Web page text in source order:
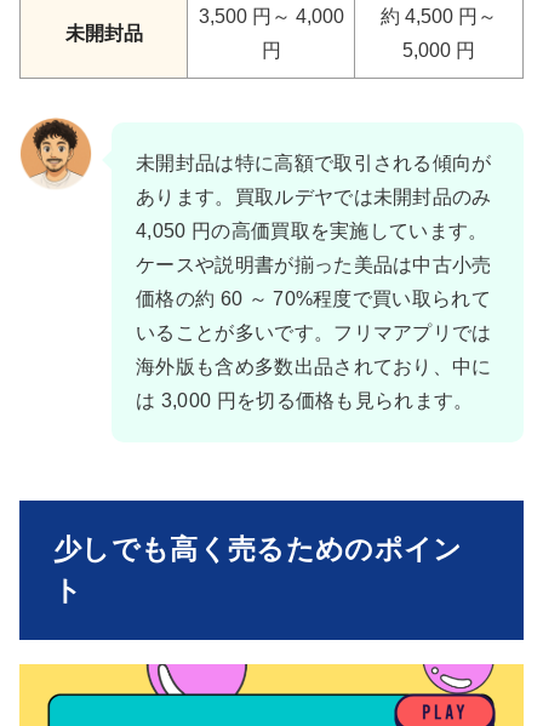
未開封品
3,500 円～ 4,000
円
約 4,500 円～
5,000 円
未開封品は特に高額で取引される傾向が
あります。買取ルデヤでは未開封品のみ
4,050 円の高価買取を実施しています。
ケースや説明書が揃った美品は中古小売
価格の約 60 ～ 70%程度で買い取られて
いることが多いです。フリマアプリでは
海外版も含め多数出品されており、中に
は 3,000 円を切る価格も見られます。
少しでも高く売るためのポイン
ト